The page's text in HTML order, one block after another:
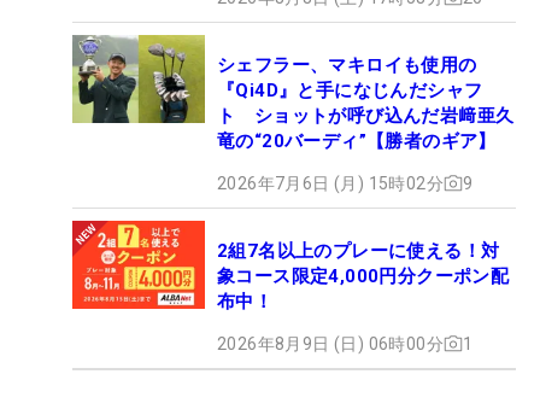
シェフラー、マキロイも使用の
『Qi4D』と手になじんだシャフ
ト ショットが呼び込んだ岩﨑亜久
竜の“20バーディ”【勝者のギア】
2026年7月6日 (月) 15時02分 9
2組7名以上のプレーに使える！対
象コース限定4,000円分クーポン配
布中！
2026年8月9日 (日) 06時00分 1